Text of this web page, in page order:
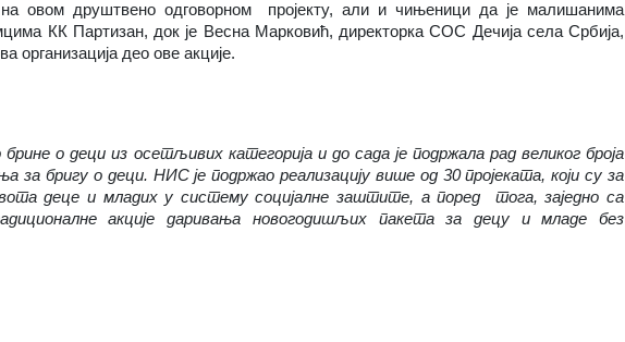
овом друштвено одговорном пројекту, али и чињеници да је малишанима
КК Партизан, док је Весна Марковић, директорка СОС Дечија села Србија,
организација део ове акције.
о деци из осетљивих категорија и до сада је подржала рад великог броја
за бригу о деци. НИС је подржао реализацију више од 30 пројеката, који су за
деце и младих у систему социјалне заштите, а поред тога, заједно са
акције даривања новогодишљих пакета за децу и младе без